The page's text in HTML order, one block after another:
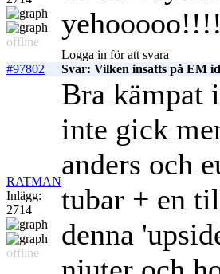
offline
yehooooo!!!!
Logga in för att svara
#97802
Svar: Vilken insatts på EM
RATMAN
Inlägg:
2714
offline
Bra kämpat
inte gick
anders och
tubar + en
denna